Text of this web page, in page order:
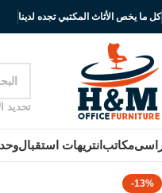
كل ما يخص الأثاث المكتبي تجده لدينا
تحديد
مكاتب انتريهات استقبال
-13%